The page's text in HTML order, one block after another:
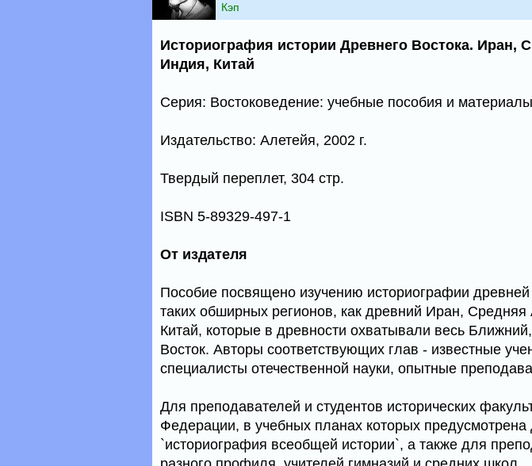
Кэп
Историография истории Древнего Востока. Иран,
Индия, Китай
Серия: Востоковедение: учебные пособия и материалы
Издательство: Алетейя, 2002 г.
Твердый переплет, 304 стр.
ISBN 5-89329-497-1
От издателя
Пособие посвящено изучению историографии древней
таких обширных регионов, как древний Иран,
Китай, которые в древности охватывали весь
Восток. Авторы соответствующих глав - известные
специалисты отечественной науки, опытные
Для преподавателей и студентов исторических
Федерации, в учебных планах которых предусмотрена
`историография всеобщей истории`, а также для